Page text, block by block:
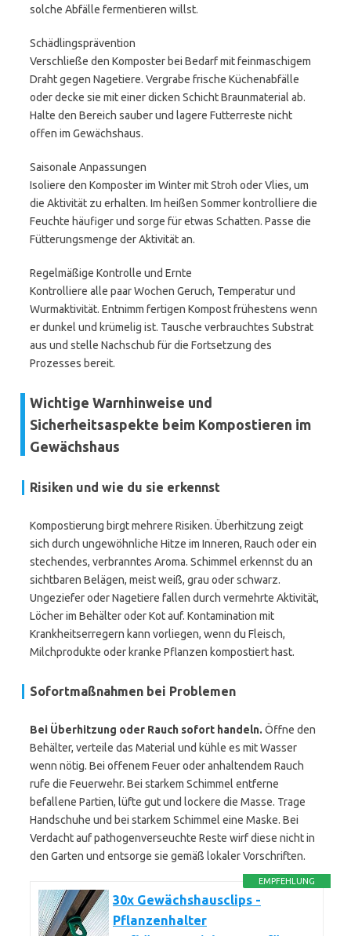
solche Abfälle fermentieren willst.
Schädlingsprävention
Verschließe den Komposter bei Bedarf mit feinmaschigem
Draht gegen Nagetiere. Vergrabe frische Küchenabfälle
oder decke sie mit einer dicken Schicht Braunmaterial ab.
Halte den Bereich sauber und lagere Futterreste nicht
offen im Gewächshaus.
Saisonale Anpassungen
Isoliere den Komposter im Winter mit Stroh oder Vlies, um
die Aktivität zu erhalten. Im heißen Sommer kontrolliere die
Feuchte häufiger und sorge für etwas Schatten. Passe die
Fütterungsmenge der Aktivität an.
Regelmäßige Kontrolle und Ernte
Kontrolliere alle paar Wochen Geruch, Temperatur und
Wurmaktivität. Entnimm fertigen Kompost frühestens wenn
er dunkel und krümelig ist. Tausche verbrauchtes Substrat
aus und stelle Nachschub für die Fortsetzung des
Prozesses bereit.
Wichtige Warnhinweise und
Sicherheitsaspekte beim Kompostieren im
Gewächshaus
Risiken und wie du sie erkennst
Kompostierung birgt mehrere Risiken. Überhitzung zeigt
sich durch ungewöhnliche Hitze im Inneren, Rauch oder ein
stechendes, verbranntes Aroma. Schimmel erkennst du an
sichtbaren Belägen, meist weiß, grau oder schwarz.
Ungeziefer oder Nagetiere fallen durch vermehrte Aktivität,
Löcher im Behälter oder Kot auf. Kontamination mit
Krankheitserregern kann vorliegen, wenn du Fleisch,
Milchprodukte oder kranke Pflanzen kompostiert hast.
Sofortmaßnahmen bei Problemen
Bei Überhitzung oder Rauch sofort handeln. Öffne den
Behälter, verteile das Material und kühle es mit Wasser
wenn nötig. Bei offenem Feuer oder anhaltendem Rauch
rufe die Feuerwehr. Bei starkem Schimmel entferne
befallene Partien, lüfte gut und lockere die Masse. Trage
Handschuhe und bei starkem Schimmel eine Maske. Bei
Verdacht auf pathogenverseuchte Reste wirf diese nicht in
den Garten und entsorge sie gemäß lokaler Vorschriften.
EMPFEHLUNG
30x Gewächshausclips -
Pflanzenhalter